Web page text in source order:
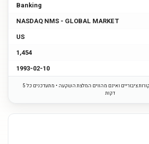
Banking
NASDAQ NMS - GLOBAL MARKET
US
1,454
1993-02-10
הנתונים מבוססים על מקורות ציבוריים ואינם מהווים המלצת השקעה • מתעדכנים כל 5
דקות